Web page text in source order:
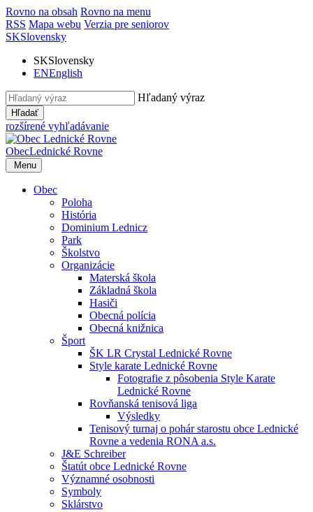
Rovno na obsah Rovno na menu
RSS Mapa webu Verzia pre seniorov
SKSlovensky
SKSlovensky
ENEnglish
Hľadaný výraz
Hľadať
rozšírené vyhľadávanie
ObecLednické Rovne
Menu
Obec
Poloha
História
Dominium Lednicz
Park
Školstvo
Organizácie
Materská škola
Základná škola
Hasiči
Obecná polícia
Obecná knižnica
Šport
ŠK LR Crystal Lednické Rovne
Style karate Lednické Rovne
Fotografie z pôsobenia Style Karate
Lednické Rovne
Rovňanská tenisová liga
Výsledky
Tenisový turnaj o pohár starostu obce Lednické
Rovne a vedenia RONA a.s.
J&E Schreiber
Štatút obce Lednické Rovne
Významné osobnosti
Symboly
Sklárstvo